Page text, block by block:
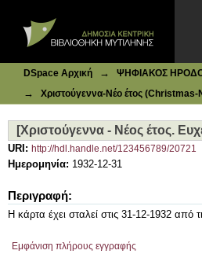
DSpace Αρχική → ΨΗΦΙΑΚΟΣ
→ Χριστούγεννα-Νέο έτος (Christmas-
[Χριστούγεννα - Νέος έτος.
URI: http://hdl.handle.net/123456789/20721
Ημερομηνία: 1932-12-31
Περιγραφή:
Η κάρτα έχει σταλεί στις 31-12-1932 από
Εμφάνιση πλήρους εγγραφής